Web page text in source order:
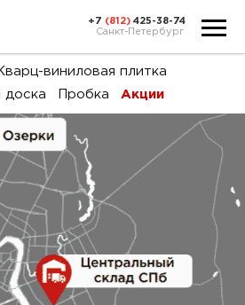
и
+7 (812) 425-38-74
Санкт-Петербург
виниловая плитка
доска
Пробка Акции